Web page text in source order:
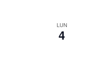
Eventos
clave.LUN
4